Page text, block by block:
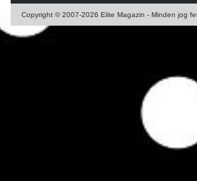
Copyright © 2007-2026 Elite Magazin - Minden jog